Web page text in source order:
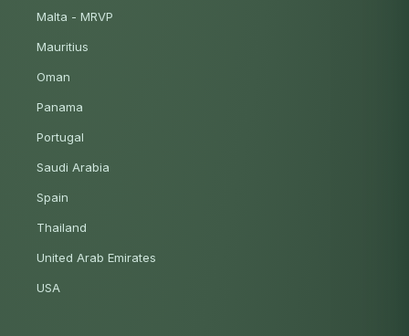
Malta - MRVP
Mauritius
Oman
Panama
Portugal
Saudi Arabia
Spain
Thailand
United Arab Emirates
USA